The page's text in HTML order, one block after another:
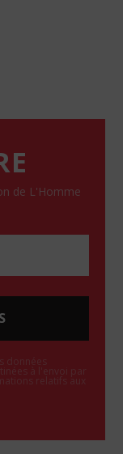
de L'Homme
à l'envoi par
relatifs aux